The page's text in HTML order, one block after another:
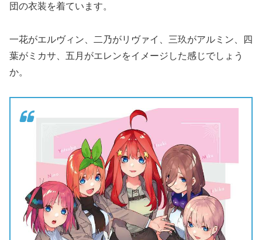
団の衣装を着ています。
一花がエルヴィン、二乃がリヴァイ、三玖がアルミン、四
葉がミカサ、五月がエレンをイメージした感じでしょう
か。